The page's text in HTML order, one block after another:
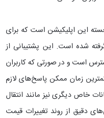
برجسته این اپلیکیشن است که برای
شده است. این پشتیبانی از
است و در صورتی که کاربران
زمان ممکن پاسخ‌های لازم
خاص دیگری نیز مانند انتقال
دقیق از روند تغییرات قیمت